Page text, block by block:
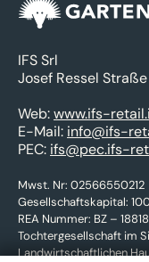
IFS Srl
Josef Ressel
Web:www.ifs-
E-Mail: info@ifs-
PEC: ifs@pec.ifs-
Mwst. Nr: 02566550212
Gesellschaftskapital:
REA Nummer: BZ –
Tochtergesellschaft im
Landwirtschaftlichen